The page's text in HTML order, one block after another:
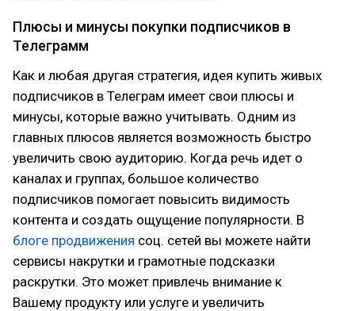
Плюсы и минусы покупки подписчиков в
Телеграмм
Как и любая другая стратегия, идея купить живых
подписчиков в Телеграм имеет свои плюсы и
минусы, которые важно учитывать. Одним из
главных плюсов является возможность быстро
увеличить свою аудиторию. Когда речь идет о
каналах и группах, большое количество
подписчиков помогает повысить видимость
контента и создать ощущение популярности. В
блоге продвижения соц. сетей вы можете найти
сервисы накрутки и грамотные подсказки
раскрутки. Это может привлечь внимание к
Вашему продукту или услуге и увеличить